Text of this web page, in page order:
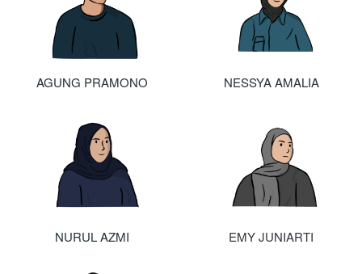
AGUNG PRAMONO NESSYA AMALIA
NURUL AZMI EMY JUNIARTI